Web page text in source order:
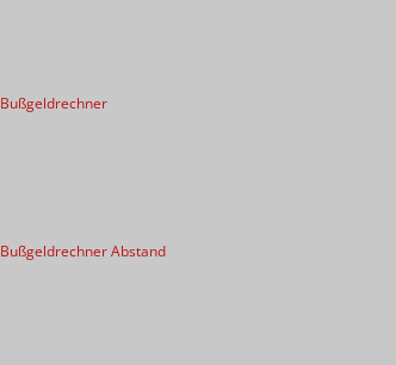
Bußgeldrechner
Bußgeldrechner Abstand